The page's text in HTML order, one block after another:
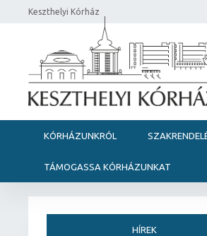
Keszthelyi Kórház
KÓRHÁZUNKRÓL
TÁMOGASSA KÓRHÁZUNKAT
HÍREK